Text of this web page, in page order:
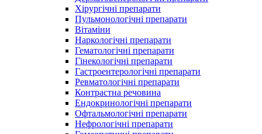
Хірургічні препарати
Пульмонологічні препарати
Вітаміни
Наркологічні препарати
Гематологічні препарати
Гінекологічні препарати
Гастроентерологічні препарати
Ревматологічні препарати
Контрастна речовина
Eндокринологічні препарати
Офтальмологічні препарати
Нефрологічні препарати